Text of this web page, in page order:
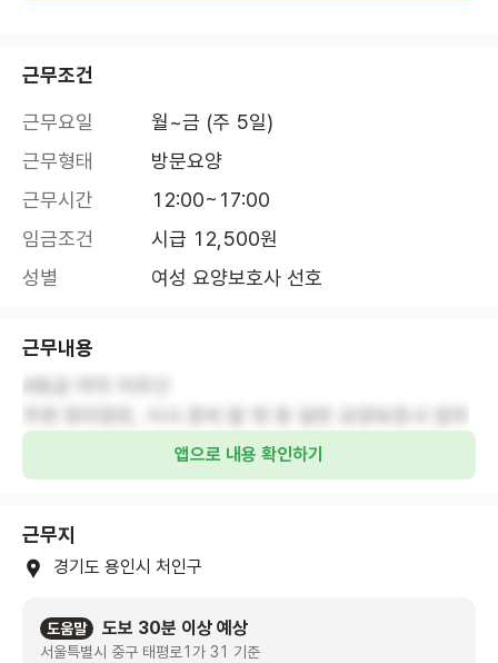
근무조건
근무요일
월~금 (주 5일)
근무형태
방문요양
근무시간
12:00~17:00
임금조건
시급 12,500원
성별
여성 요양보호사 선호
근무내용
앱으로 내용 확인하기
근무지
경기도 용인시 처인구
도움말 도보 30분 이상 예상
서울특별시 중구 태평로1가 31 기준